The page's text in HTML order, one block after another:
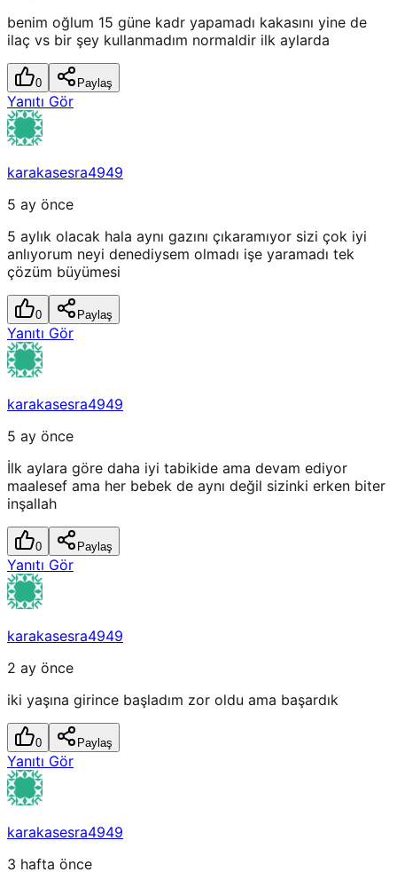
benim oğlum 15 güne kadr yapamadı kakasını yine de
ilaç vs bir şey kullanmadım normaldir ilk aylarda
0 Paylaş
Yanıtı Gör
karakasesra4949
5 ay önce
5 aylık olacak hala aynı gazını çıkaramıyor sizi çok iyi
anlıyorum neyi denediysem olmadı işe yaramadı tek
çözüm büyümesi
0 Paylaş
Yanıtı Gör
karakasesra4949
5 ay önce
İlk aylara göre daha iyi tabikide ama devam ediyor
maalesef ama her bebek de aynı değil sizinki erken biter
inşallah
0 Paylaş
Yanıtı Gör
karakasesra4949
2 ay önce
iki yaşına girince başladım zor oldu ama başardık
0 Paylaş
Yanıtı Gör
karakasesra4949
3 hafta önce